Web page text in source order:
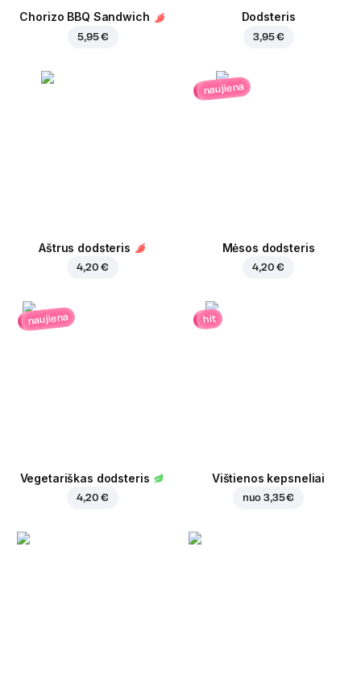
Chorizo BBQ Sandwich
5,95 €
Dodsteris
3,95 €
Aštrus dodsteris
4,20 €
naujiena
Mėsos dodsteris
4,20 €
naujiena
Vegetariškas dodsteris
4,20 €
hit
Vištienos kepsneliai
nuo3,35 €